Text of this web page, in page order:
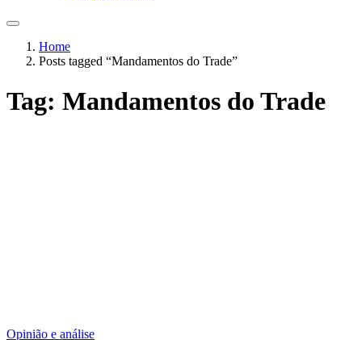
Home
Posts tagged “Mandamentos do Trade”
Tag: Mandamentos do Trade
Opinião e análise